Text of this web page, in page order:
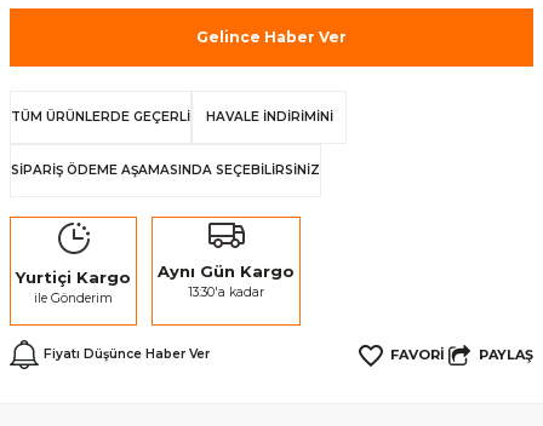
Gelince Haber Ver
TÜM ÜRÜNLERDE GEÇERLİ HAVALE İNDİRİMİNİ
SİPARİŞ ÖDEME AŞAMASINDA SEÇEBİLİRSİNİZ
Yurtiçi Kargo
ile Gönderim
Aynı Gün Kargo
13:30'a kadar
Fiyatı Düşünce Haber Ver PAYLAŞ